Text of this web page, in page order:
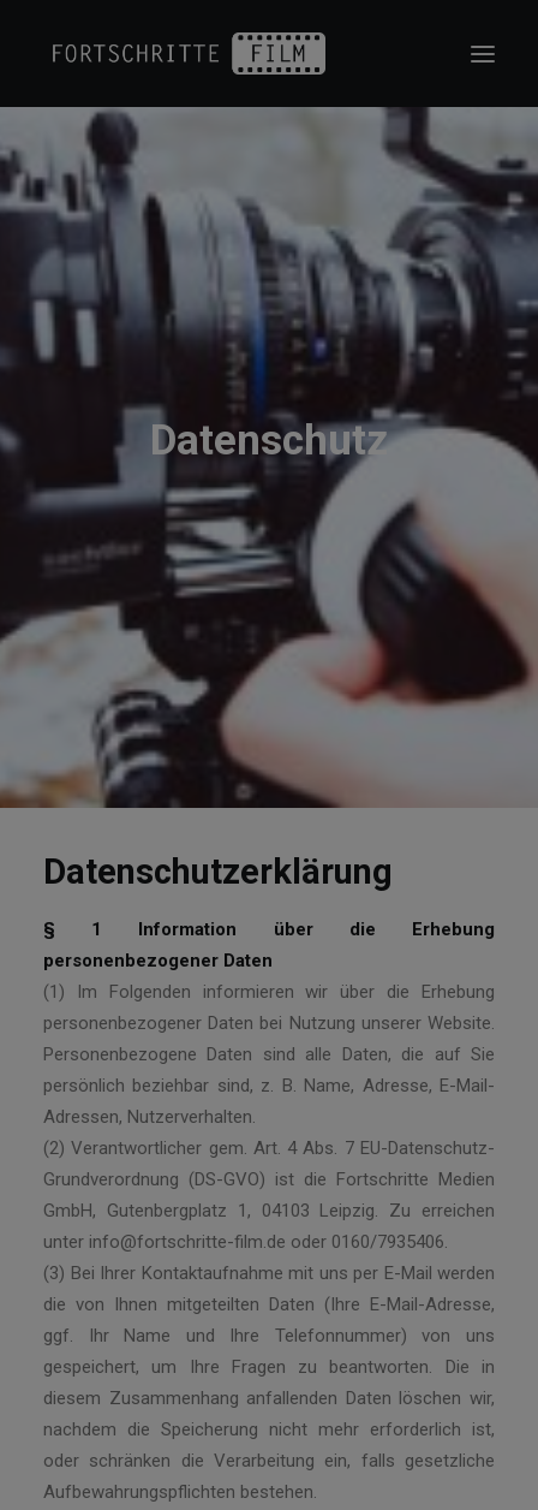
OUR WORK
KONTAKT
DATENSCHUTZ
IMPRESSUM
Datenschutz
Datenschutzerklärung
§ 1 Information über die Erhebung
personenbezogener Daten
(1) Im Folgenden informieren wir über die Erhebung
personenbezogener Daten bei Nutzung unserer Website.
Personenbezogene Daten sind alle Daten, die auf Sie
persönlich beziehbar sind, z. B. Name, Adresse, E-Mail-
Adressen, Nutzerverhalten.
(2) Verantwortlicher gem. Art. 4 Abs. 7 EU-Datenschutz-
Grundverordnung (DS-GVO) ist die Fortschritte Medien
GmbH, Gutenbergplatz 1, 04103 Leipzig. Zu erreichen
unter info@fortschritte-film.de oder 0160/7935406.
(3) Bei Ihrer Kontaktaufnahme mit uns per E-Mail werden
die von Ihnen mitgeteilten Daten (Ihre E-Mail-Adresse,
ggf. Ihr Name und Ihre Telefonnummer) von uns
gespeichert, um Ihre Fragen zu beantworten. Die in
diesem Zusammenhang anfallenden Daten löschen wir,
nachdem die Speicherung nicht mehr erforderlich ist,
oder schränken die Verarbeitung ein, falls gesetzliche
Aufbewahrungspflichten bestehen.